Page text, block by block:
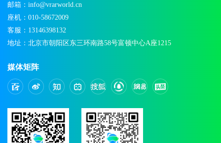
邮箱：info@vrarworld.cn
座机：010-58672009
客服：13146398132
地址：北京市朝阳区东三环南路58号富顿中心A座1215
媒体矩阵